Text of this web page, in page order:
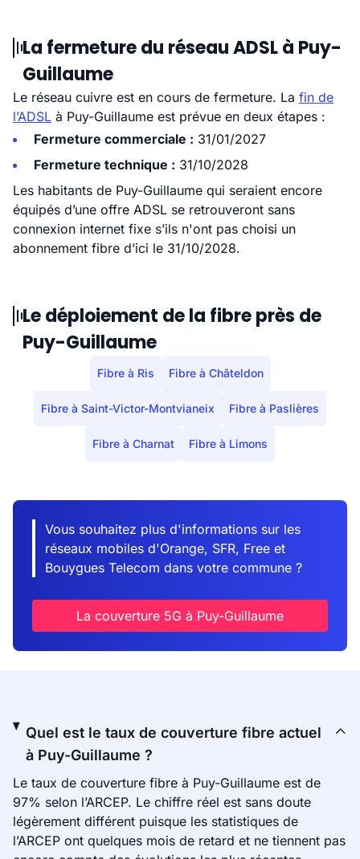
La fermeture du réseau ADSL à Puy-
Guillaume
Le réseau cuivre est en cours de fermeture. La fin de
l’ADSL à Puy-Guillaume est prévue en deux étapes :
Fermeture commerciale : 31/01/2027
Fermeture technique : 31/10/2028
Les habitants de Puy-Guillaume qui seraient encore
équipés d’une offre ADSL se retrouveront sans
connexion internet fixe s’ils n'ont pas choisi un
abonnement fibre d’ici le 31/10/2028.
Le déploiement de la fibre près de
Puy-Guillaume
Fibre à Ris Fibre à Châteldon
Fibre à Saint-Victor-Montvianeix Fibre à Paslières
Fibre à Charnat Fibre à Limons
Vous souhaitez plus d'informations sur les
réseaux mobiles d'Orange, SFR, Free et
Bouygues Telecom dans votre commune ?
La couverture 5G à Puy-Guillaume
Quel est le taux de couverture fibre actuel
à Puy-Guillaume ?
Le taux de couverture fibre à Puy-Guillaume est de
97% selon l’ARCEP. Le chiffre réel est sans doute
légèrement différent puisque les statistiques de
l’ARCEP ont quelques mois de retard et ne tiennent pas